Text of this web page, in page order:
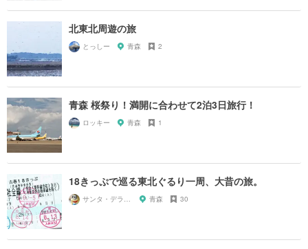
北東北周遊の旅
とっしー 青森 2
青森 桜祭り！満開に合わせて2泊3日旅行！
ロッキー 青森 1
18きっぷで巡る東北ぐるり一周、大昔の旅。
サンタ・デラックス 青森 30